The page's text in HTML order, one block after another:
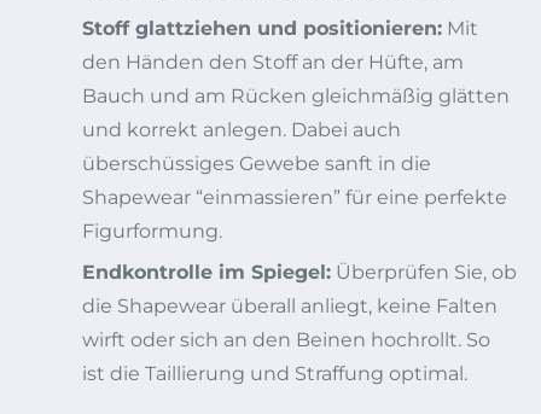
Stoff glattziehen und positionieren: Mit
den Händen den Stoff an der Hüfte, am
Bauch und am Rücken gleichmäßig glätten
und korrekt anlegen. Dabei auch
überschüssiges Gewebe sanft in die
Shapewear “einmassieren” für eine perfekte
Figurformung.
Endkontrolle im Spiegel: Überprüfen Sie, ob
die Shapewear überall anliegt, keine Falten
wirft oder sich an den Beinen hochrollt. So
ist die Taillierung und Straffung optimal.